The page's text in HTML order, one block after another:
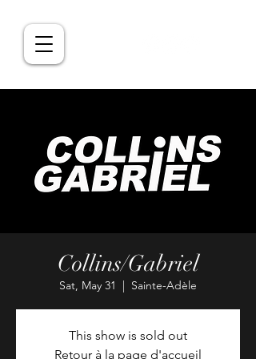
Collins/Gabriel
Sat, May 31
  |
Sainte-Adèle
This show is sold out
Retour à la page d'accueil